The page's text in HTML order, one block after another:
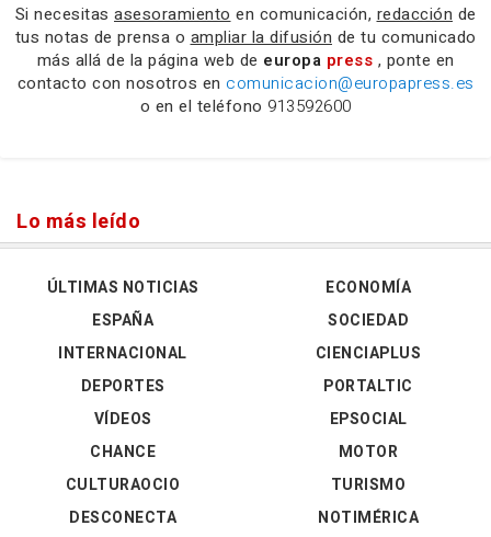
Si necesitas asesoramiento en comunicación, redacción de
tus notas de prensa o ampliar la difusión de tu comunicado
más allá de la página web de europa press , ponte en
contacto con nosotros en comunicacion@europapress.es
o en el teléfono 913592600
Lo más leído
ÚLTIMAS NOTICIAS
ESPAÑA
INTERNACIONAL
DEPORTES
VÍDEOS
ECONOMÍA
SOCIEDAD
CIENCIAPLUS
PORTALTIC
EPSOCIAL
CHANCE
CULTURAOCIO
DESCONECTA
MOTOR
TURISMO
NOTIMÉRICA